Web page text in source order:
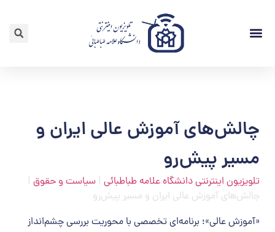
چالش‌های آموزش عالی ایران و
مسیر پیش‌رو
تلویزیون اینترنتی دانشگاه علامه طباطبائی | سیاست و حقوق |
چالش‌های آموزش عالی ایران و مسیر پیش‌رو
«آموزش عالی»؛ برنامه‌ای تخصصی با محوریت بررسی چشم‌انداز